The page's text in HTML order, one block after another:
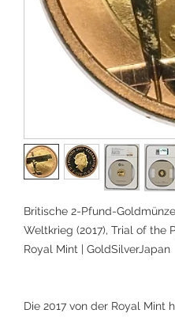
Britische 2-Pfund-
Weltkrieg (2017), Trial of the
Royal Mint | GoldSilverJapan
Die 2017 von der Royal Mint